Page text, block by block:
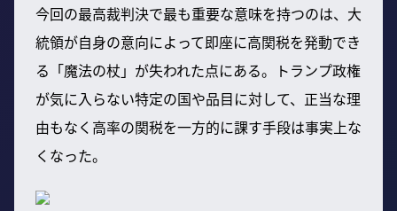
今回の最高裁判決で最も重要な意味を持つのは、大
統領が自身の意向によって即座に高関税を発動でき
る「魔法の杖」が失われた点にある。トランプ政権
が気に入らない特定の国や品目に対して、正当な理
由もなく高率の関税を一方的に課す手段は事実上な
くなった。